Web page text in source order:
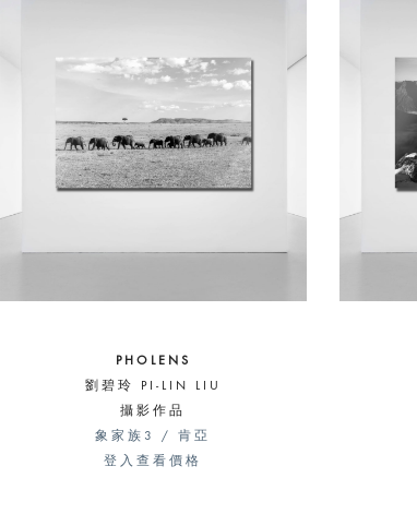
PHOLENS
劉碧玲 PI-LIN LIU
攝影作品
象家族3 / 肯亞
登入查看價格